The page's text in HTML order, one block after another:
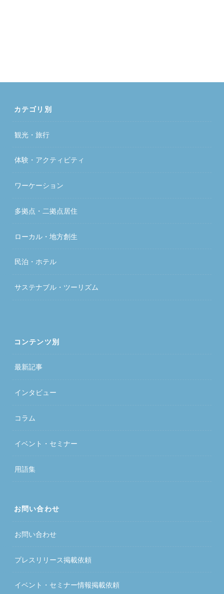
カテゴリ別
観光・旅行
体験・アクティビティ
ワーケーション
多拠点・二拠点居住
ローカル・地方創生
民泊・ホテル
サステナブル・ツーリズム
コンテンツ別
最新記事
インタビュー
コラム
イベント・セミナー
用語集
お問い合わせ
お問い合わせ
プレスリリース掲載依頼
イベント・セミナー情報掲載依頼